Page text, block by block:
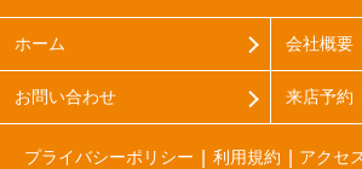
ホーム 会社概要
お問い合わせ 来店予約
プライバシーポリシー 利用規約 アクセ